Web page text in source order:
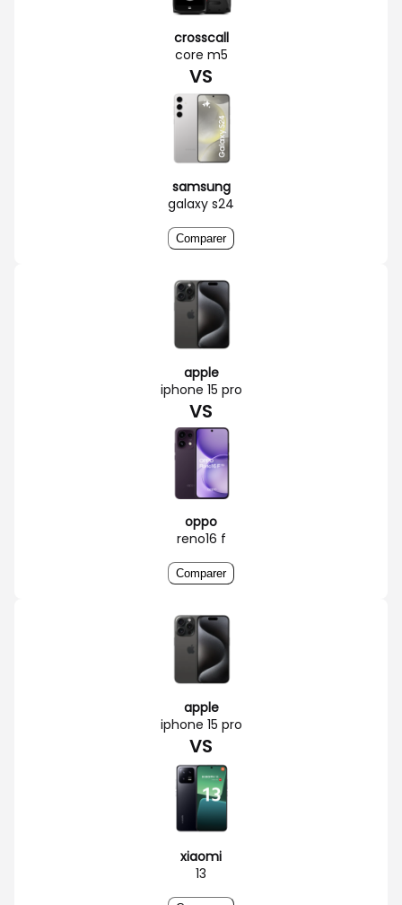
crosscall
core m5
VS
samsung
galaxy s24
Comparer
apple
iphone 15 pro
VS
oppo
reno16 f
Comparer
apple
iphone 15 pro
VS
xiaomi
13